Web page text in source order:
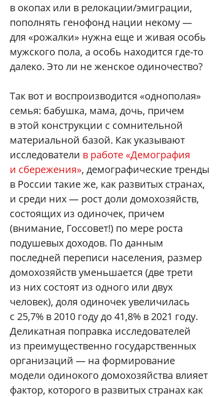
в окопах или в релокации/эмиграции,
пополнять генофонд нации некому —
для «рожалки» нужна еще и живая особь
мужского пола, а особь находится где-то
далеко. Это ли не женское одиночество?
Так вот и воспроизводится «однополая»
семья: бабушка, мама, дочь, причем
в этой конструкции с сомнительной
материальной базой. Как указывают
исследователи в работе «Демография
и сбережения», демографические тренды
в России такие же, как развитых странах,
и среди них — рост доли домохозяйств,
состоящих из одиночек, причем
(внимание, Госсовет!) по мере роста
подушевых доходов. По данным
последней переписи населения, размер
домохозяйств уменьшается (две трети
из них состоят из одного или двух
человек), доля одиночек увеличилась
с 25,7% в 2010 году до 41,8% в 2021 году.
Деликатная поправка исследователей
из преимущественно государственных
организаций — на формирование
модели одинокого домохозяйства влияет
фактор, которого в развитых странах как